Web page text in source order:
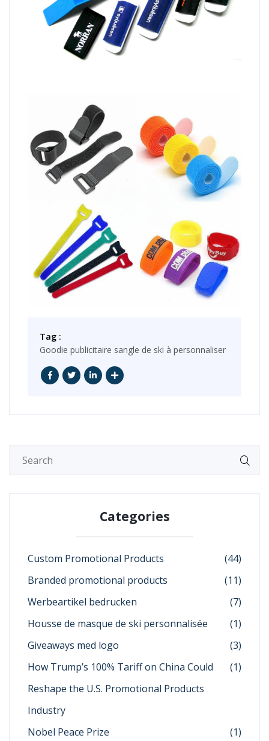
Tag :
Goodie publicitaire sangle de ski à personnaliser
Categories
Custom Promotional Products
(44)
Branded promotional products
(11)
Werbeartikel bedrucken
(7)
Housse de masque de ski personnalisée
(1)
Giveaways med logo
(3)
How Trump’s 100% Tariff on China Could
Reshape the U.S. Promotional Products
Industry
(1)
Nobel Peace Prize
(1)